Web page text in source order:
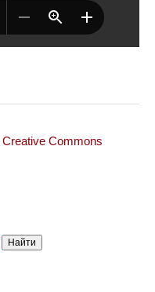
Creative Commons